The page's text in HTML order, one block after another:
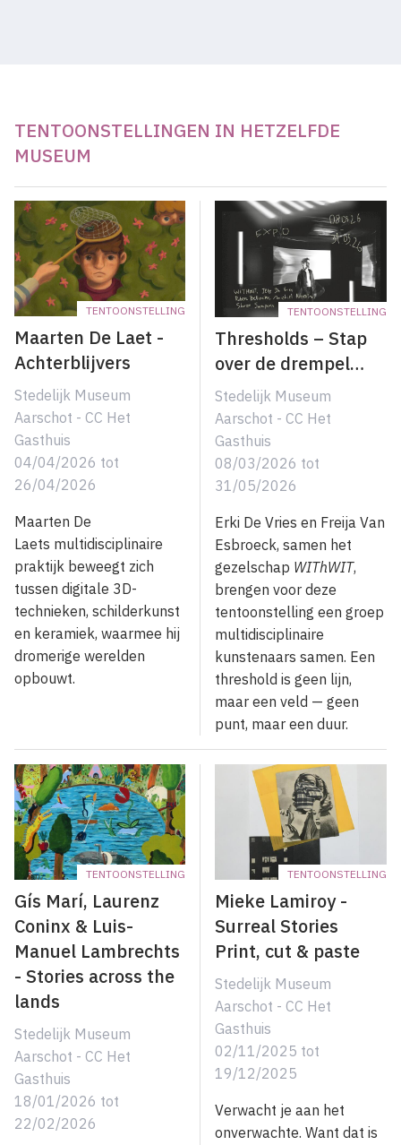
TENTOONSTELLINGEN IN HETZELFDE
MUSEUM
TENTOONSTELLING
Maarten De Laet -
Achterblijvers
Stedelijk Museum
Aarschot - CC Het
Gasthuis
04/04/2026 tot
26/04/2026
Maarten De
Laets multidisciplinaire
praktijk beweegt zich
tussen digitale 3D-
technieken, schilderkunst
en keramiek, waarmee hij
dromerige werelden
opbouwt.
TENTOONSTELLING
Thresholds – Stap
over de drempel…
Stedelijk Museum
Aarschot - CC Het
Gasthuis
08/03/2026 tot
31/05/2026
Erki De Vries en Freija Van
Esbroeck, samen het
gezelschap WIThWIT,
brengen voor deze
tentoonstelling een groep
multidisciplinaire
kunstenaars samen. Een
threshold is geen lijn,
maar een veld — geen
punt, maar een duur.
TENTOONSTELLING
Gís Marí, Laurenz
Coninx & Luis-
Manuel Lambrechts
- Stories across the
lands
Stedelijk Museum
Aarschot - CC Het
Gasthuis
18/01/2026 tot
22/02/2026
TENTOONSTELLING
Mieke Lamiroy -
Surreal Stories
Print, cut & paste
Stedelijk Museum
Aarschot - CC Het
Gasthuis
02/11/2025 tot
19/12/2025
Verwacht je aan het
onverwachte. Want dat is